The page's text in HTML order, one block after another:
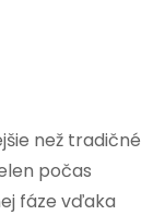
než tradičné
počas
fáze vďaka